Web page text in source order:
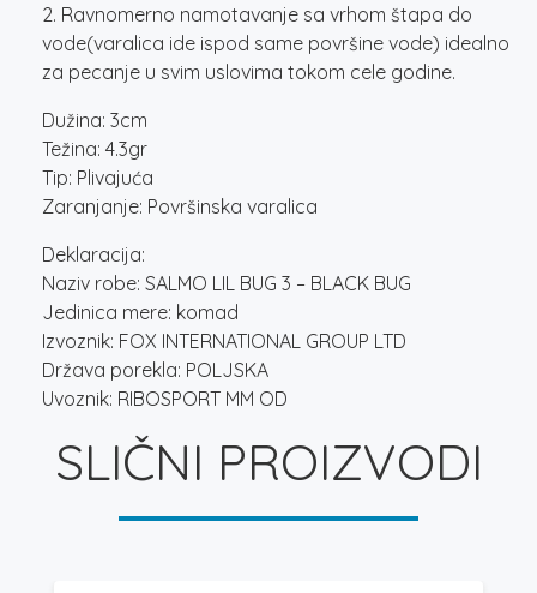
2. Ravnomerno namotavanje sa vrhom štapa do
vode(varalica ide ispod same površine vode) idealno
za pecanje u svim uslovima tokom cele godine.
Dužina: 3cm
Težina: 4.3gr
Tip: Plivajuća
Zaranjanje: Površinska varalica
Deklaracija:
Naziv robe: SALMO LIL BUG 3 – BLACK BUG
Jedinica mere: komad
Izvoznik: FOX INTERNATIONAL GROUP LTD
Država porekla: POLJSKA
Uvoznik: RIBOSPORT MM OD
SLIČNI PROIZVODI